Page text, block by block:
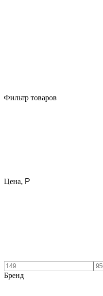
Фильтр товаров
Цена, Р
Бренд